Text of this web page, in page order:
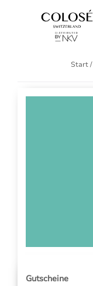
Start/
Gutscheine